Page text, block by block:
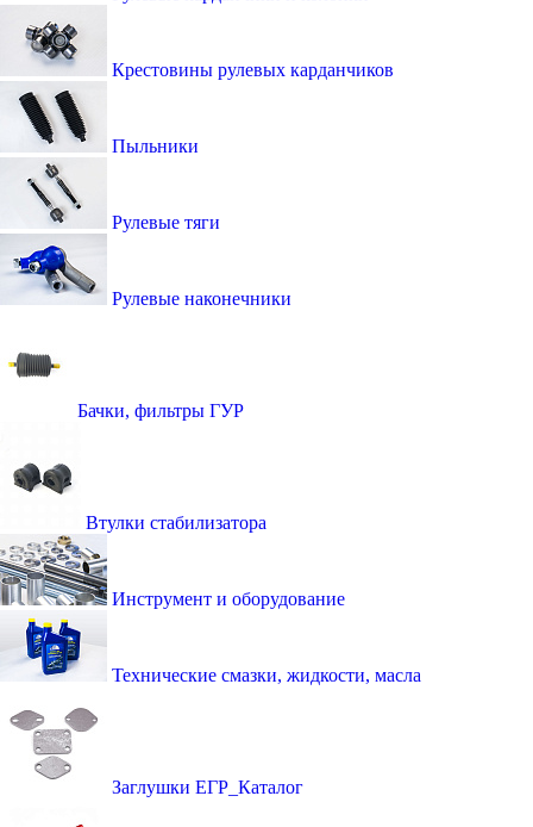
Крестовины рулевых карданчиков
Пыльники
Рулевые тяги
Рулевые наконечники
Бачки, фильтры ГУР
Втулки стабилизатора
Инструмент и оборудование
Технические смазки, жидкости, масла
Заглушки ЕГР_Каталог